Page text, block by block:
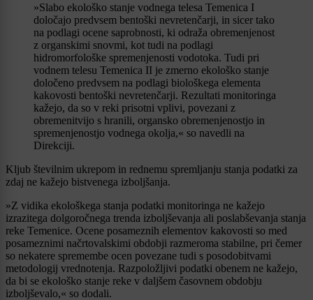
»Slabo ekološko stanje vodnega telesa Temenica I
določajo predvsem bentoški nevretenčarji, in sicer tako
na podlagi ocene saprobnosti, ki odraža obremenjenost
z organskimi snovmi, kot tudi na podlagi
hidromorfološke spremenjenosti vodotoka. Tudi pri
vodnem telesu Temenica II je zmerno ekološko stanje
določeno predvsem na podlagi biološkega elementa
kakovosti bentoški nevretenčarji. Rezultati monitoringa
kažejo, da so v reki prisotni vplivi, povezani z
obremenitvijo s hranili, organsko obremenjenostjo in
spremenjenostjo vodnega okolja,« so navedli na
Direkciji.
Kljub številnim ukrepom in rednemu spremljanju stanja podatki za
zdaj ne kažejo bistvenega izboljšanja.
»Z vidika ekološkega stanja podatki monitoringa ne kažejo
izrazitega dolgoročnega trenda izboljševanja ali poslabševanja stanja
reke Temenice. Ocene posameznih elementov kakovosti so med
posameznimi načrtovalskimi obdobji razmeroma stabilne, pri čemer
so nekatere spremembe ocen povezane tudi s posodobitvami
metodologij vrednotenja. Razpoložljivi podatki obenem ne kažejo,
da bi se ekološko stanje reke v daljšem časovnem obdobju
izboljševalo,« so dodali.